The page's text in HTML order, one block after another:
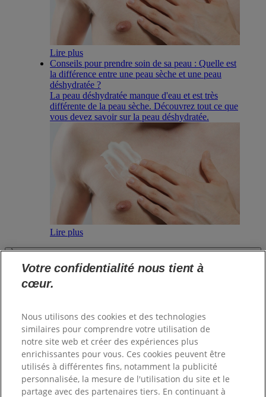
Lire plus
Conseils pour prendre soin de sa peau : Quelle est
la différence entre une peau sèche et une peau
déshydratée ?
La peau déshydratée manque d'eau et est très
différente de la peau sèche. Découvrez tout ce que
vous devez savoir sur la peau déshydratée.
Lire plus
À PROPOS DE SANEX
PRODUITS
Sitemap
Mentions légales
Votre confidentialité nous tient à
cœur.
Nous utilisons des cookies et des technologies
similaires pour comprendre votre utilisation de
notre site web et créer des expériences plus
enrichissantes pour vous. Ces cookies peuvent être
utilisés à différentes fins, notamment la publicité
personnalisée, la mesure de l'utilisation du site et le
partage avec des partenaires tiers. En continuant à